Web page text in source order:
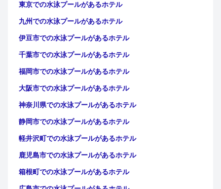
東京での水泳プールがあるホテル
九州での水泳プールがあるホテル
伊豆市での水泳プールがあるホテル
千葉市での水泳プールがあるホテル
福岡市での水泳プールがあるホテル
大阪市での水泳プールがあるホテル
神奈川県での水泳プールがあるホテル
静岡市での水泳プールがあるホテル
軽井沢町での水泳プールがあるホテル
鹿児島市での水泳プールがあるホテル
箱根町での水泳プールがあるホテル